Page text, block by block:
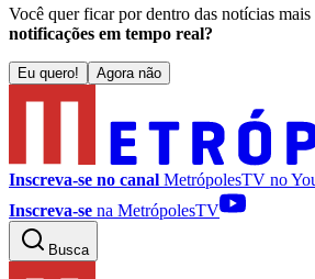
Você quer ficar por dentro das notícias mais
notificações em tempo real?
Eu quero! Agora não
Inscreva-se no canal MetrópolesTV no
Inscreva-se na MetrópolesTV
Busca